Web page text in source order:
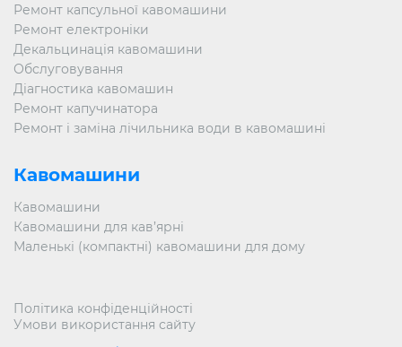
Ремонт капсульної кавомашини
Ремонт електроніки
Декальцинація кавомашини
Обслуговування
Діагностика кавомашин
Ремонт капучинатора
Ремонт і заміна лічильника води в кавомашині
Кавомашини
Кавомашини
Кавомашини для кав’ярні
Маленькі (компактні) кавомашини для дому
Політика конфіденційності
Умови використання сайту